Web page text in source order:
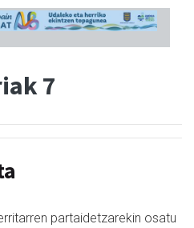
7
partaidetzarekin osatu